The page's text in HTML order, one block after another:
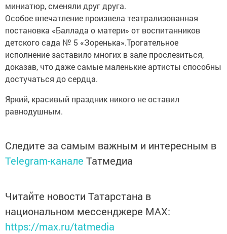
миниатюр, сменяли друг друга.
Особое впечатление произвела театрализованная
постановка «Баллада о матери» от воспитанников
детского сада № 5 «Зоренька».Трогательное
исполнение заставило многих в зале прослезиться,
доказав, что даже самые маленькие артисты способны
достучаться до сердца.
Яркий, красивый праздник никого не оставил
равнодушным.
Следите за самым важным и интересным в
Telegram-канале Татмедиа
Читайте новости Татарстана в
национальном мессенджере MАХ:
https://max.ru/tatmedia